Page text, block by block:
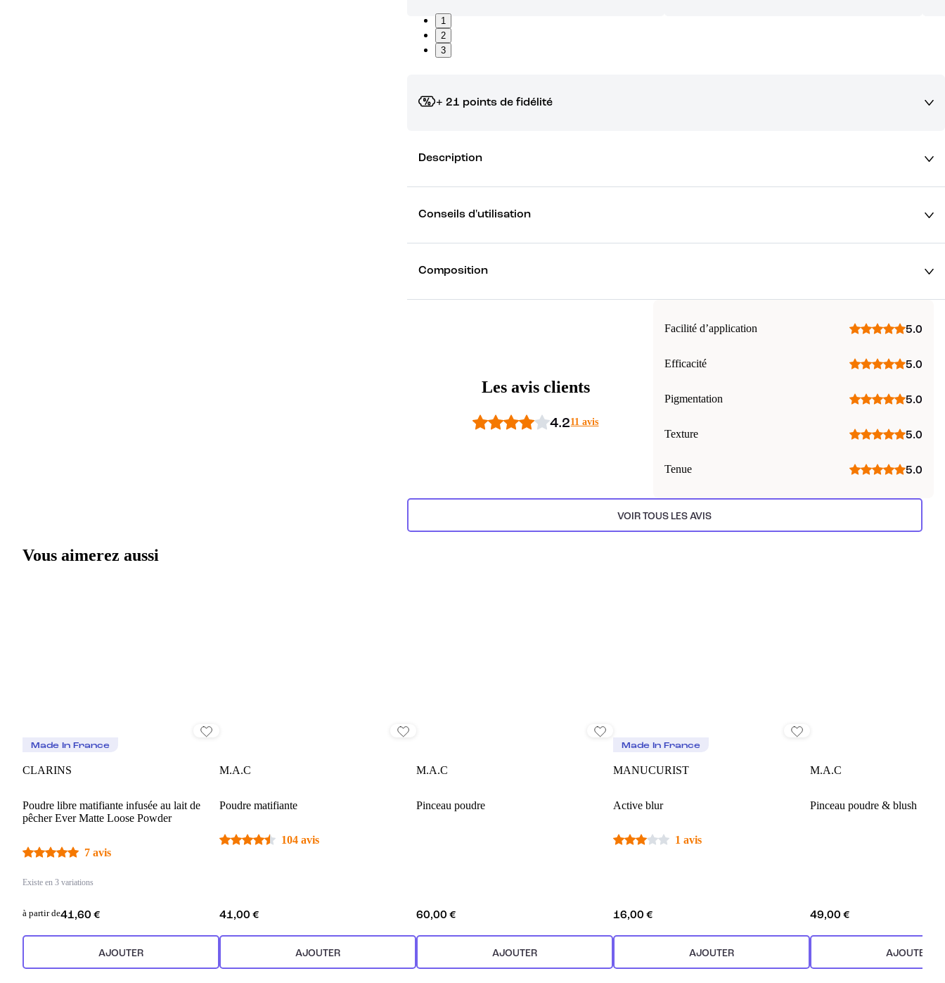
1
2
3
+ 21 points de fidélité
Description
Conseils d'utilisation
Composition
Les avis clients
4.211 avis
Facilité d’application 5.0
Efficacité 5.0
Pigmentation 5.0
Texture 5.0
Tenue 5.0
VOIR TOUS LES AVIS
Vous aimerez aussi
Made In France
CLARINS
Poudre libre matifiante infusée au lait de
pêcher Ever Matte Loose Powder
7 avis
Existe en 3 variations
à partir de41,60 €
AJOUTER
M.A.C
Poudre matifiante
104 avis
41,00 €
AJOUTER
M.A.C
Pinceau poudre
60,00 €
AJOUTER
Made In France
MANUCURIST
Active blur
1 avis
16,00 €
AJOUTER
M.A.C
Pinceau poudre & blush
49,00 €
AJOUTER